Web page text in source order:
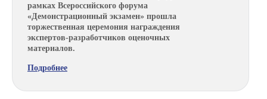
рамках Всероссийского форума
«Демонстрационный экзамен» прошла
торжественная церемония награждения
экспертов-разработчиков оценочных
материалов.
Подробнее